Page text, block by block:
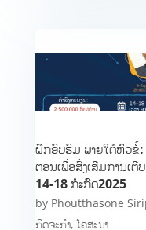
ຝຶກອົບຮົມ ພາຍໃຕ້ຫົວຂໍ້:
ຕອນເພື່ອສົ່ງເສີມການເ
14-18 ກໍະກົດ2025
by Phoutthasone
ກິດຈະກຳ, ໂຄສະນາ